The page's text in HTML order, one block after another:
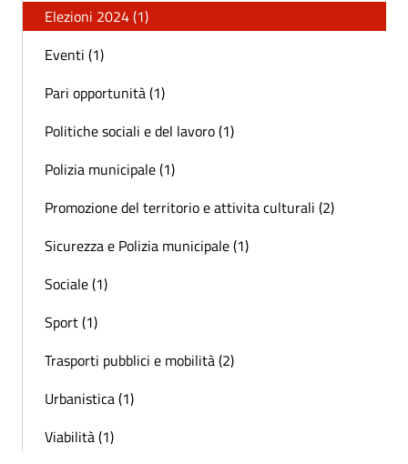
Elezioni 2024 (1)
Eventi (1)
Pari opportunità (1)
Politiche sociali e del lavoro (1)
Polizia municipale (1)
Promozione del territorio e attivita culturali (2)
Sicurezza e Polizia municipale (1)
Sociale (1)
Sport (1)
Trasporti pubblici e mobilità (2)
Urbanistica (1)
Viabilità (1)